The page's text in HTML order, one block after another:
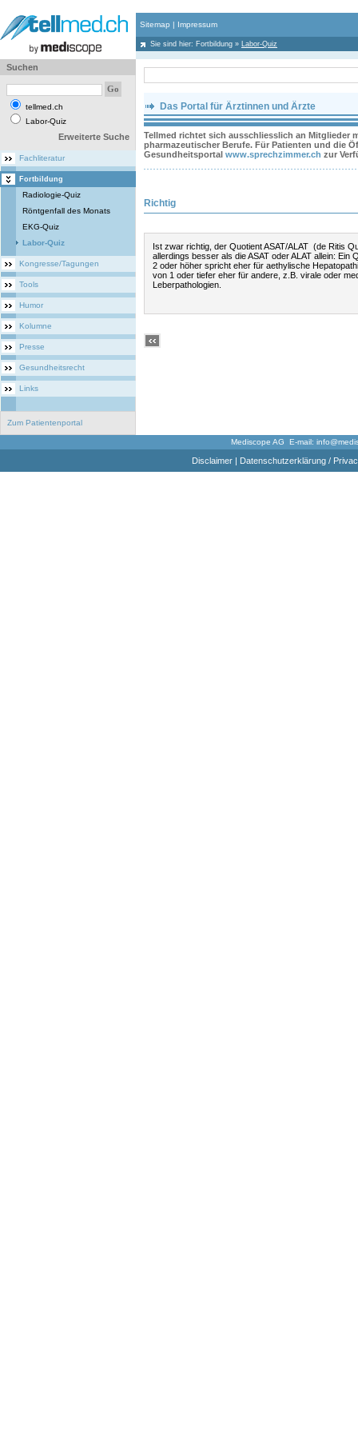
Sitemap | Impressum
Sie sind hier: Fortbildung » Labor-Quiz
Suchen
tellmed.ch
Labor-Quiz
Erweiterte Suche
Fachliteratur
Fortbildung
Radiologie-Quiz
Röntgenfall des Monats
EKG-Quiz
Labor-Quiz
Kongresse/Tagungen
Tools
Humor
Kolumne
Presse
Gesundheitsrecht
Links
Zum Patientenportal
Das Portal für Ärztinnen und Ärzte
Tellmed richtet sich ausschliesslich an Mitglieder
pharmazeutischer Berufe. Für Patienten und die
Gesundheitsportal www.sprechzimmer.ch zur
Richtig
Ist zwar richtig, der Quotient ASAT/ALAT (de Ritis
allerdings besser als die ASAT oder ALAT allein: Ein
2 oder höher spricht eher für aethylische
von 1 oder tiefer eher für andere, z.B. virale oder
Leberpathologien.
Mediscope AG E-mail:
Disclaimer| Datenschutzerklärung /